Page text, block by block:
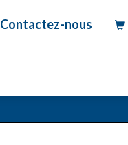
Contactez-nous